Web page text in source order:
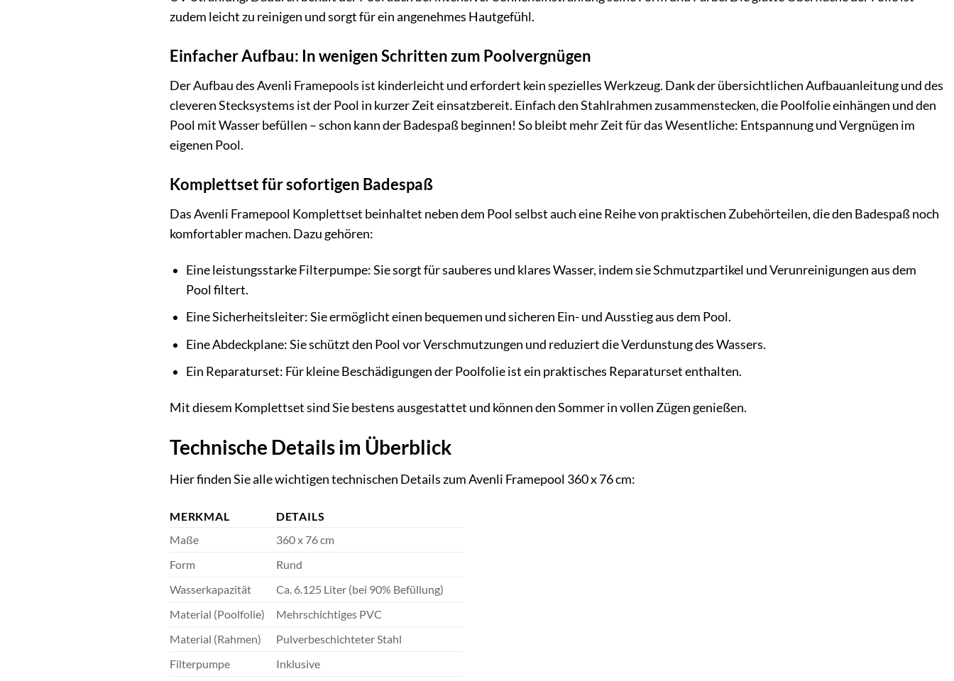
zudem leicht zu reinigen und sorgt für ein angenehmes Hautgefühl.
Einfacher Aufbau: In wenigen Schritten zum Poolvergnügen
Der Aufbau des Avenli Framepools ist kinderleicht und erfordert kein spezielles Werkzeug. Dank der übersichtlichen Aufbauanleitung und des
cleveren Stecksystems ist der Pool in kurzer Zeit einsatzbereit. Einfach den Stahlrahmen zusammenstecken, die Poolfolie einhängen und den
Pool mit Wasser befüllen – schon kann der Badespaß beginnen! So bleibt mehr Zeit für das Wesentliche: Entspannung und Vergnügen im
eigenen Pool.
Komplettset für sofortigen Badespaß
Das Avenli Framepool Komplettset beinhaltet neben dem Pool selbst auch eine Reihe von praktischen Zubehörteilen, die den Badespaß noch
komfortabler machen. Dazu gehören:
Eine leistungsstarke Filterpumpe: Sie sorgt für sauberes und klares Wasser, indem sie Schmutzpartikel und Verunreinigungen aus dem
Pool filtert.
Eine Sicherheitsleiter: Sie ermöglicht einen bequemen und sicheren Ein- und Ausstieg aus dem Pool.
Eine Abdeckplane: Sie schützt den Pool vor Verschmutzungen und reduziert die Verdunstung des Wassers.
Ein Reparaturset: Für kleine Beschädigungen der Poolfolie ist ein praktisches Reparaturset enthalten.
Mit diesem Komplettset sind Sie bestens ausgestattet und können den Sommer in vollen Zügen genießen.
Technische Details im Überblick
Hier finden Sie alle wichtigen technischen Details zum Avenli Framepool 360 x 76 cm:
MERKMAL
DETAILS
Maße
360 x 76 cm
Form
Rund
Wasserkapazität
Ca. 6.125 Liter (bei 90% Befüllung)
Material (Poolfolie)
Mehrschichtiges PVC
Material (Rahmen)
Pulverbeschichteter Stahl
Filterpumpe
Inklusive